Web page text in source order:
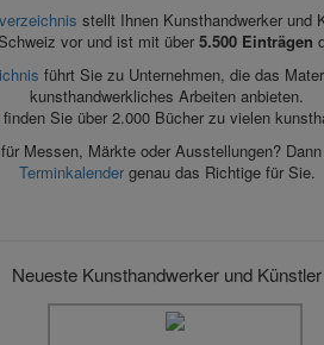
stellt Ihnen Kunsthandwerker und
vor und ist mit über 5.500 Einträgen
führt Sie zu Unternehmen, die das
kunsthandwerkliches Arbeiten anbieten.
finden Sie über 2.000 Bücher zu vielen
Messen, Märkte oder Ausstellungen?
Terminkalendergenau das Richtige für Sie.
Neueste Kunsthandwerker und Künstler